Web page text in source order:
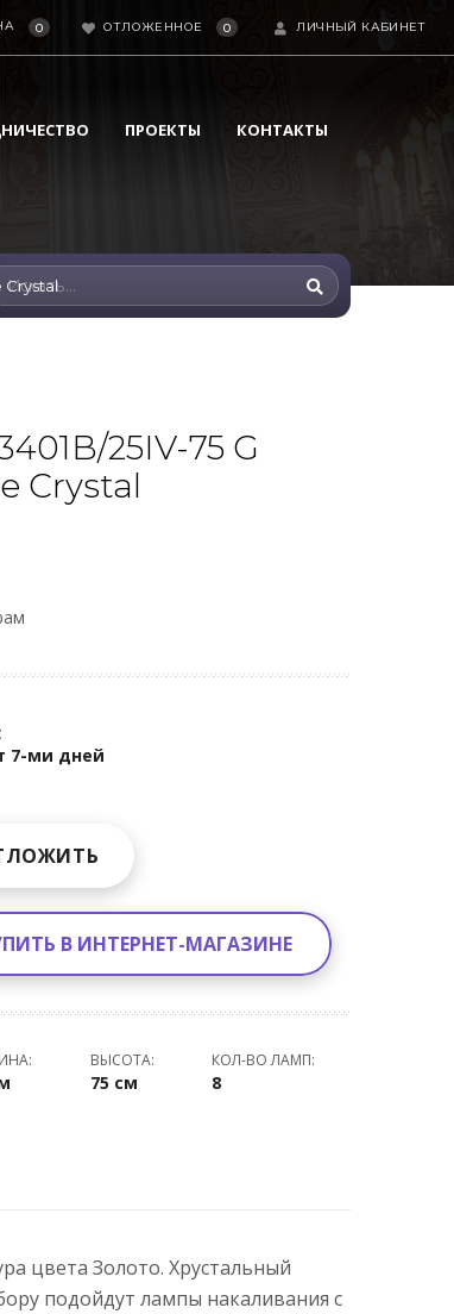
0 ОТЛОЖЕННОЕ 0 ЛИЧНЫЙ КАБИНЕТ
ПРОЕКТЫ КОНТАКТЫ
Crystal
25IV-75 G
Crystal
7-ми дней
В ИНТЕРНЕТ-МАГАЗИНЕ
ВЫСОТА:
75 см
КОЛ-ВО ЛАМП:
8
цвета Золото. Хрустальный
подойдут лампы накаливания с